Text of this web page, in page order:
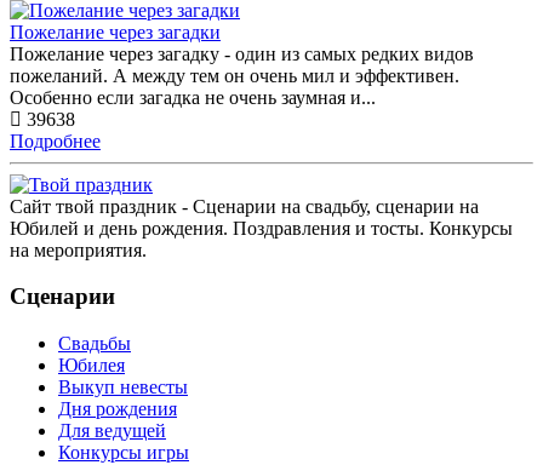
Пожелание через загадки
Пожелание через загадку - один из самых редких видов
пожеланий. А между тем он очень мил и эффективен.
Особенно если загадка не очень заумная и...
39638
Подробнее
Сайт твой праздник - Сценарии на свадьбу, сценарии на
Юбилей и день рождения. Поздравления и тосты. Конкурсы
на мероприятия.
Сценарии
Свадьбы
Юбилея
Выкуп невесты
Дня рождения
Для ведущей
Конкурсы игры